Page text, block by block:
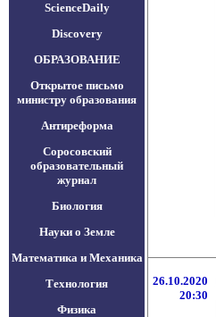
ScienceDaily
Discovery
ОБРАЗОВАНИЕ
Открытое письмо
министру образования
Антиреформа
Соросовский
образовательный
журнал
Биология
Науки о Земле
Математика и Механика
Технология
Физика
26.10.2020
20:30